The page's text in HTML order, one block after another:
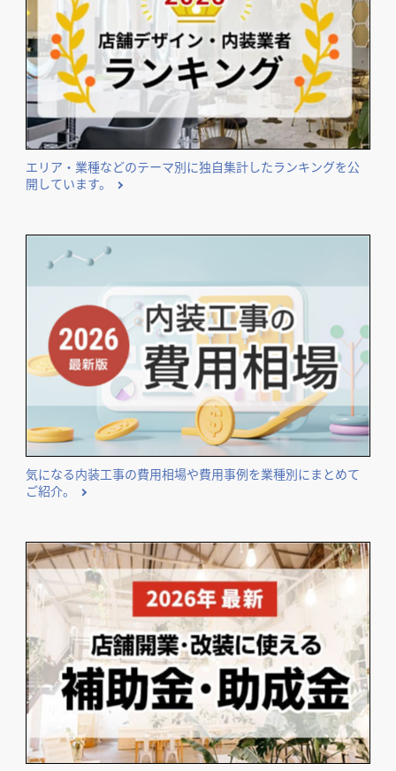
エリア・業種などのテーマ別に独自集計したランキングを公
開しています。
気になる内装工事の費用相場や費用事例を業種別にまとめて
ご紹介。